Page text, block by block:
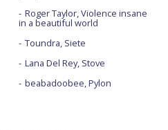
Roger Taylor, Violence insane
in a beautiful world
Toundra, Siete
Lana Del Rey, Stove
beabadoobee, Pylon